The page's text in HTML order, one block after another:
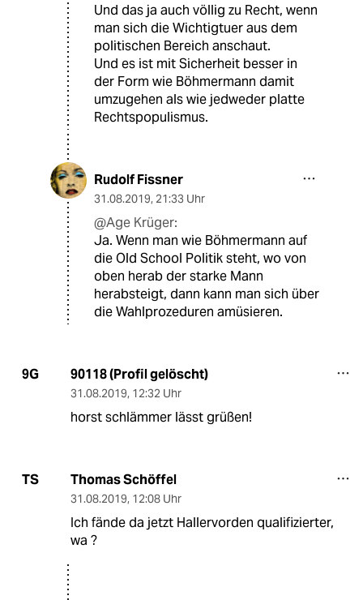
Und das ja auch völlig zu Recht, wenn
man sich die Wichtigtuer aus dem
politischen Bereich anschaut.
Und es ist mit Sicherheit besser in
der Form wie Böhmermann damit
umzugehen als wie jedweder platte
Rechtspopulismus.
Rudolf Fissner
31.08.2019, 21:33 Uhr
@Age Krüger:
Ja. Wenn man wie Böhmermann auf
die Old School Politik steht, wo von
oben herab der starke Mann
herabsteigt, dann kann man sich über
die Wahlprozeduren amüsieren.
9G 90118 (Profil gelöscht)
31.08.2019, 12:32 Uhr
horst schlämmer lässt grüßen!
TS Thomas Schöffel
31.08.2019, 12:08 Uhr
Ich fände da jetzt Hallervorden qualifizierter,
wa ?